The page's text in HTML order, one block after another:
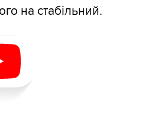
на стабільний.